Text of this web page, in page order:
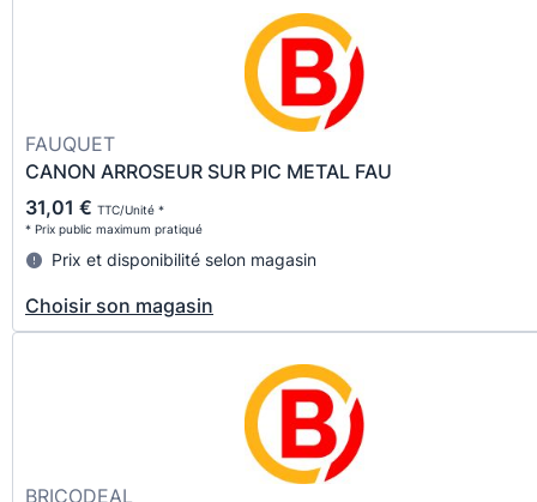
FAUQUET
CANON ARROSEUR SUR PIC METAL FAU
31,01 € TTC/Unité *
* Prix public maximum pratiqué
Prix et disponibilité selon magasin
Choisir son magasin
BRICODEAL